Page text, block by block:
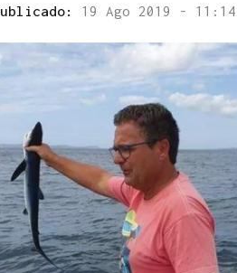
19 Ago 2019 - 11:14